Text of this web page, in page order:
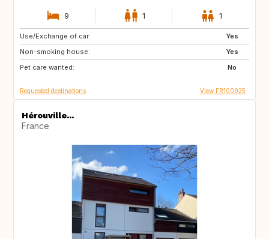
9 1 1
Use/Exchange of car:
Yes
Non-smoking house:
Yes
Pet care wanted:
No
GB
CA
US
Requested destinations View FR100925
Hérouville...
France